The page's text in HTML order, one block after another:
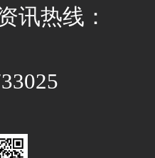
约3-4个月，全
讯热线：